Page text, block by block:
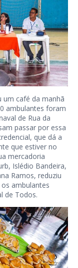
um café da manhã
ambulantes foram
de Rua da
passar por essa
que dá a
que estiver no
mercadoria
Islédio Bandeira,
Ramos, reduziu
ambulantes
de Todos.